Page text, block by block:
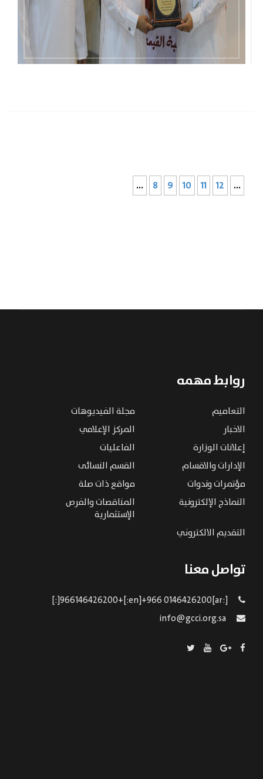
...
8 9 10 11 12
...
روابط مهمه
التعاميم
مجلة الفيديوهات
الاخبار
المركز الإعلامي
إعلانات الوزارة
الفاعليات
الإدارات والاقسام
القسم النسائى
مؤتمرات وندوات
مواقع ذات صلة
النماذج الإلكترونية
المناقصات والفرص
الإستثمارية
التقديم الالكتروني
تواصل معنا
[:ar]966146426200+[:en]+966 0146426200[:]